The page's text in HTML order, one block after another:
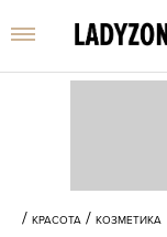
/ КРАСОТА / КОЗМЕТИКА